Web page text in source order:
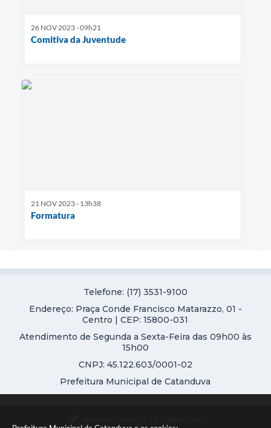
26 NOV 2023 - 09h21
Comitiva da Juventude
21 NOV 2023 - 13h38
Formatura
Telefone: (17) 3531-9100
Endereço: Praça Conde Francisco Matarazzo, 01 -
Centro | CEP: 15800-031
Atendimento de Segunda a Sexta-Feira das 09h00 às
15h00
CNPJ: 45.122.603/0001-02
Prefeitura Municipal de Catanduva